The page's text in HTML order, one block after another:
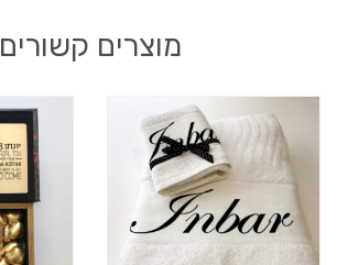
מוצרים קשורים